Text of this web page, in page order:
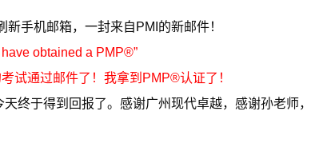
新手机邮箱，一封来自PMI的新邮件！
obtained a PMP®”
试通过邮件了！我拿到PMP®认证了！
天终于得到回报了。感谢广州现代卓越，感谢孙老师